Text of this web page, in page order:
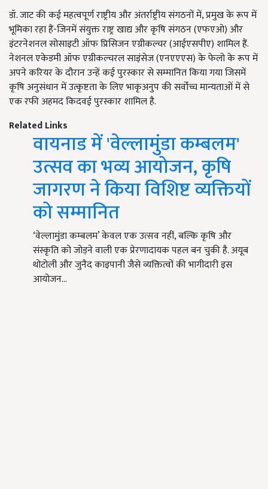
डॉ. जाट की कई महत्वपूर्ण राष्ट्रीय और अंतर्राष्ट्रीय संगठनों में, प्रमुख के रूप में
भूमिका रहा हैं-जिनमें संयुक्त राष्ट्र खाद्य और कृषि संगठन (एफएओ) और
इंटरनेशनल सोसाइटी ऑफ प्रिसिजन एग्रीकल्चर (आईएसपीए) शामिल हैं.
नेशनल एकेडमी ऑफ एग्रीकल्चरल साइंसेज (एनएएएस) के फेलो के रूप में
अपने करियर के दौरान उन्हें कई पुरस्कार से सम्मानित किया गया जिसमें
कृषि अनुसंधान में उत्कृष्टता के लिए भाकृअनुप की सर्वोच्च मान्यताओं में से
एक रफी​​ अहमद किदवई पुरस्कार शामिल है.
Related Links
वायनाड में 'वेल्लामुंडा कम्बलम'
उत्सव का भव्य आयोजन, कृषि
जागरण ने किया विशिष्ट व्यक्तियों
को सम्मानित
‘वेल्लामुंडा कम्बलम’ केवल एक उत्सव नहीं, बल्कि कृषि और
संस्कृति को जोड़ने वाली एक प्रेरणादायक पहल बन चुकी है. अयूब
थोटोली और जुनैद काइपानी जैसे व्यक्तित्वों की भागीदारी इस
आयोजन…